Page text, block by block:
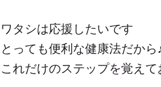
ワタシは応援したいです
とっても便利な健康法だから
これだけのステップを覚え